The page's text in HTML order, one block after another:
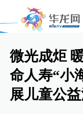
微光成炬
命人寿“小
展儿童公